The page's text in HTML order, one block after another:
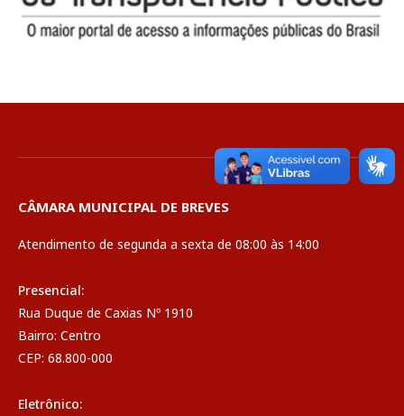
CÂMARA MUNICIPAL DE BREVES
Atendimento de segunda a sexta de 08:00 às 14:00
Presencial:
Rua Duque de Caxias Nº 1910
Bairro: Centro
CEP: 68.800-000
Eletrônico: